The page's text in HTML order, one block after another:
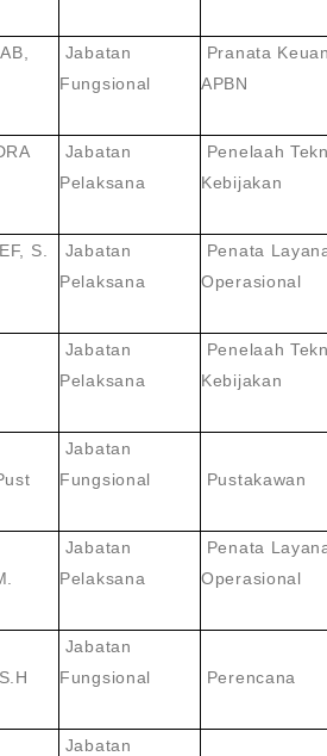
Jabatan
Fungsional
Pranata
APBN
Jabatan
Pelaksana
Penelaah
Kebijakan
S.
Jabatan
Pelaksana
Penata
Operasional
Jabatan
Pelaksana
Penelaah
Kebijakan
Jabatan
Fungsional
Pustakawan
Jabatan
Pelaksana
Penata
Operasional
Jabatan
Fungsional
Perencana
Jabatan